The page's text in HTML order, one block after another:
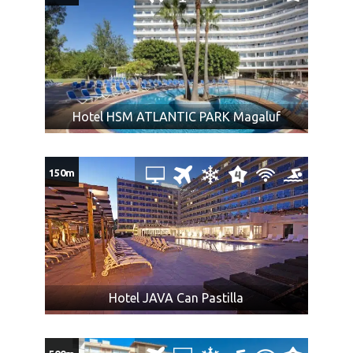
ležaju, uslugu u hotelu kao punoplatežna osoba,
Deca od 2-11 godina ili 2-12 godina ili 2-13 godina ili 2-
14 godina ili 2-15 godina plaćaju iznos koji je naveden u
tabeli programa putovanja, IMAJU mesto u autobusu u
toku transfera aerodrom – hotel – aerodrom i imaju
besplatan smeštaj u zajedničkom ležaju u nekim
hotelima,
punu cenu aranžmana,
Treća odrasla osoba se može smestiti u standardnu
dvokrevetnu sobu sa pomoćnim ležajem, u smeštajnim
objektima u kojima je za istu naznačena cena, plaća
iznos naveden u tabeli programa putovanja, ima
smeštaj u pomoćnom ležaju, uslugu u hotelu kao
punoplatežna osoba i radi se isključivo na upit,
Doplata za 1/1 sobu u većini hotela iznosi 100% od
ukupne cene aranžmana i cena je navedena u tabeli
Hotel HSM ATLANTIC PARK Magaluf
Hotel JAVA Can Pastilla
150m